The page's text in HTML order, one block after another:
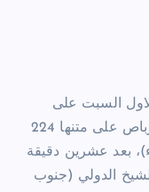
السبت على
فاجعة سقوط طائرة روسية من طراز آرباص على متنها 224
بعد عشرين دقيقة
الدولي (جنوب